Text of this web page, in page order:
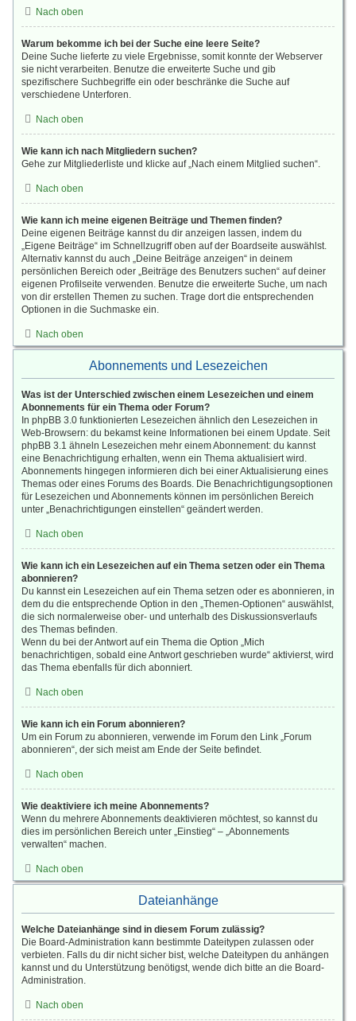
Nach oben
Warum bekomme ich bei der Suche eine leere Seite?
Deine Suche lieferte zu viele Ergebnisse, somit konnte der Webserver
sie nicht verarbeiten. Benutze die erweiterte Suche und gib
spezifischere Suchbegriffe ein oder beschränke die Suche auf
verschiedene Unterforen.
Nach oben
Wie kann ich nach Mitgliedern suchen?
Gehe zur Mitgliederliste und klicke auf „Nach einem Mitglied suchen“.
Nach oben
Wie kann ich meine eigenen Beiträge und Themen finden?
Deine eigenen Beiträge kannst du dir anzeigen lassen, indem du
„Eigene Beiträge“ im Schnellzugriff oben auf der Boardseite auswählst.
Alternativ kannst du auch „Deine Beiträge anzeigen“ in deinem
persönlichen Bereich oder „Beiträge des Benutzers suchen“ auf deiner
eigenen Profilseite verwenden. Benutze die erweiterte Suche, um nach
von dir erstellen Themen zu suchen. Trage dort die entsprechenden
Optionen in die Suchmaske ein.
Nach oben
Abonnements und Lesezeichen
Was ist der Unterschied zwischen einem Lesezeichen und einem
Abonnements für ein Thema oder Forum?
In phpBB 3.0 funktionierten Lesezeichen ähnlich den Lesezeichen in
Web-Browsern: du bekamst keine Informationen bei einem Update. Seit
phpBB 3.1 ähneln Lesezeichen mehr einem Abonnement: du kannst
eine Benachrichtigung erhalten, wenn ein Thema aktualisiert wird.
Abonnements hingegen informieren dich bei einer Aktualisierung eines
Themas oder eines Forums des Boards. Die Benachrichtigungsoptionen
für Lesezeichen und Abonnements können im persönlichen Bereich
unter „Benachrichtigungen einstellen“ geändert werden.
Nach oben
Wie kann ich ein Lesezeichen auf ein Thema setzen oder ein Thema
abonnieren?
Du kannst ein Lesezeichen auf ein Thema setzen oder es abonnieren, in
dem du die entsprechende Option in den „Themen-Optionen“ auswählst,
die sich normalerweise ober- und unterhalb des Diskussionsverlaufs
des Themas befinden.
Wenn du bei der Antwort auf ein Thema die Option „Mich
benachrichtigen, sobald eine Antwort geschrieben wurde“ aktivierst, wird
das Thema ebenfalls für dich abonniert.
Nach oben
Wie kann ich ein Forum abonnieren?
Um ein Forum zu abonnieren, verwende im Forum den Link „Forum
abonnieren“, der sich meist am Ende der Seite befindet.
Nach oben
Wie deaktiviere ich meine Abonnements?
Wenn du mehrere Abonnements deaktivieren möchtest, so kannst du
dies im persönlichen Bereich unter „Einstieg“ – „Abonnements
verwalten“ machen.
Nach oben
Dateianhänge
Welche Dateianhänge sind in diesem Forum zulässig?
Die Board-Administration kann bestimmte Dateitypen zulassen oder
verbieten. Falls du dir nicht sicher bist, welche Dateitypen du anhängen
kannst und du Unterstützung benötigst, wende dich bitte an die Board-
Administration.
Nach oben